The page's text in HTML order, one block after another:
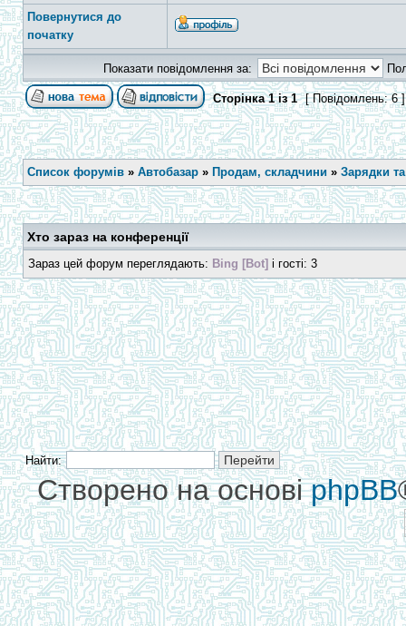
Повернутися до
початку
Показати повідомлення за:
Сторінка1із1 [ Повідомлень: 6
Список форумів » Автобазар » Продам, складчини » Зарядки
Хто зараз на конференції
Зараз цей форум переглядають: Bing [Bot] і гості: 3
Найти:
Створено на основіphpBB